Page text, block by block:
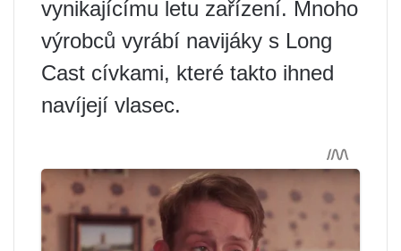
vynikajícímu letu zařízení. Mnoho
výrobců vyrábí navijáky s Long
Cast cívkami, které takto ihned
navíjejí vlasec.